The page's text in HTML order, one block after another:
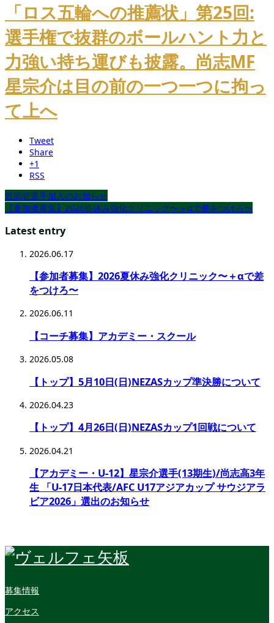
「ロス五輪への推薦状」第25回:
選手権で抜群のボールハント力と
力強い持ち運びも披露。尚志MF
星宗介は目の前の一つ一つに拘っ
て上へ
Tweet
Share
+1
RSS
渡部碧選手加入のお知らせ
【参加者募集】2026春休み強化クリニック〜＋αで差をつけろ〜
Latest entry
2026.06.17
【参加者募集】2026夏休み強化クリニック〜＋αで差
をつけろ〜
2026.06.11
【コーチ募集】アカデミー・スクール
2026.05.08
【トップ】5月10日(日)NEZASカップ準決勝について
2026.04.23
【トップ】4月26日(日)NEZASカップ1回戦について
2026.04.21
【アカデミー・U-12】星宗介選手(13期生)/尚志高3年
生 「U-17日本代表/AFC U17アジアカップ サウジアラ
ビア2026」選出のお知らせ
募集情報
アクセス